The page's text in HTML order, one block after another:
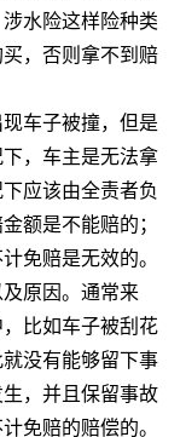
水险这样险种类
，否则拿不到赔
车子被撞，但是
，车主是无法拿
应该由全责者负
额是不能赔的；
免赔是无效的。
原因。通常来
比如车子被刮花
没有能够留下事
，并且保留事故
免赔的赔偿的。